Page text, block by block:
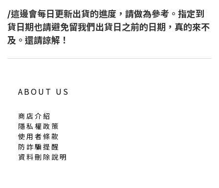
/這邊會每日更新出貨的進度，請做為參考。指定到
貨日期也請避免留我們出貨日之前的日期，真的來不
及。還請諒解！
ABOUT US
商店介紹
隱私權政策
使用者條款
防詐騙提醒
資料刪除說明